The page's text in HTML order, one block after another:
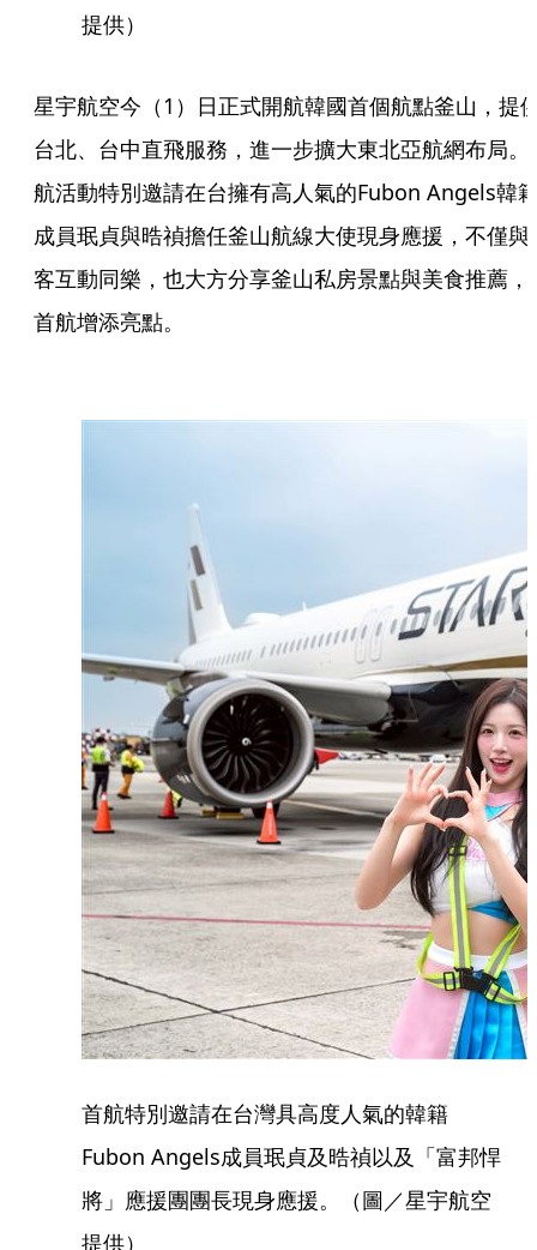
提供）
星宇航空今（1）日正式開航韓國首個航點釜山，提
台北、台中直飛服務，進一步擴大東北亞航網布局。
航活動特別邀請在台擁有高人氣的Fubon Angels韓
成員珉貞與晧禎擔任釜山航線大使現身應援，不僅與
客互動同樂，也大方分享釜山私房景點與美食推薦，
首航增添亮點。
首航特別邀請在台灣具高度人氣的韓籍
Fubon Angels成員珉貞及晧禎以及「富邦悍
將」應援團團長現身應援。（圖／星宇航空
提供）